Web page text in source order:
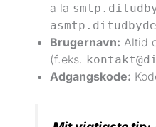
a la
Brugernavn: Altid
(f.eks.
Adgangskode: